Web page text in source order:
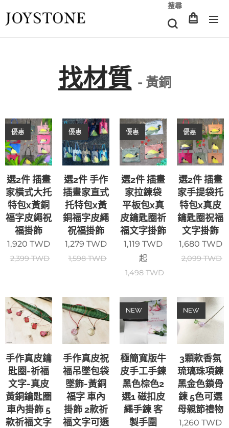
搜尋
找材質 - 黃銅
選2件 插畫
家橫式大托
特包x黃銅
福字皮繩祝
福掛飾
優惠
1,920 TWD
2,399TWD
選2件 手作
插畫家直式
托特包x黃
銅福字皮繩
祝福掛飾
優惠
1,279 TWD
1,598TWD
選2件 插畫
家拉鍊袋
平板包x真
皮鑰匙圈祈
福文字掛飾
優惠
1,119 TWD
起
1,498TWD
選2件 插畫
家手提袋托
特包x真皮
鑰匙圈祝福
文字掛飾
優惠
1,680 TWD
2,099TWD
手作真皮鑰
匙圈-祈福
文字-真皮
黃銅鑰匙圈
車內掛飾 5
款祈福文字
手作真皮祝
福吊墜包袋
墜飾-黃銅
福字 車內
掛飾 2款祈
福文字可選
極簡寬版牛
皮手工手鍊
黑色棕色2
選1 磁扣皮
繩手鍊 客
製手圍
NEW
3顆款香氛
琉璃珠項鍊
黑金色鎖骨
鍊 5色可選
母親節禮物
NEW
1,260 TWD